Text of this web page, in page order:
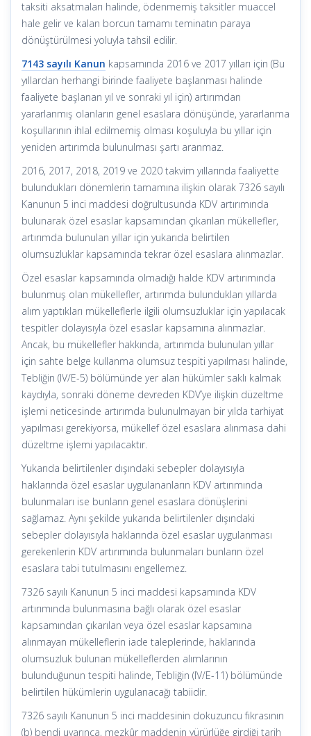
taksiti aksatmaları halinde, ödenmemiş taksitler muaccel
hale gelir ve kalan borcun tamamı teminatın paraya
dönüştürülmesi yoluyla tahsil edilir.
7143 sayılı Kanun kapsamında 2016 ve 2017 yılları için (Bu
yıllardan herhangi birinde faaliyete başlanması halinde
faaliyete başlanan yıl ve sonraki yıl için) artırımdan
yararlanmış olanların genel esaslara dönüşünde, yararlanma
koşullarının ihlal edilmemiş olması koşuluyla bu yıllar için
yeniden artırımda bulunulması şartı aranmaz.
2016, 2017, 2018, 2019 ve 2020 takvim yıllarında faaliyette
bulundukları dönemlerin tamamına ilişkin olarak 7326 sayılı
Kanunun 5 inci maddesi doğrultusunda KDV artırımında
bulunarak özel esaslar kapsamından çıkarılan mükellefler,
artırımda bulunulan yıllar için yukarıda belirtilen
olumsuzluklar kapsamında tekrar özel esaslara alınmazlar.
Özel esaslar kapsamında olmadığı halde KDV artırımında
bulunmuş olan mükellefler, artırımda bulundukları yıllarda
alım yaptıkları mükelleflerle ilgili olumsuzluklar için yapılacak
tespitler dolayısıyla özel esaslar kapsamına alınmazlar.
Ancak, bu mükellefler hakkında, artırımda bulunulan yıllar
için sahte belge kullanma olumsuz tespiti yapılması halinde,
Tebliğin (IV/E-5) bölümünde yer alan hükümler saklı kalmak
kaydıyla, sonraki döneme devreden KDV’ye ilişkin düzeltme
işlemi neticesinde artırımda bulunulmayan bir yılda tarhiyat
yapılması gerekiyorsa, mükellef özel esaslara alınmasa dahi
düzeltme işlemi yapılacaktır.
Yukarıda belirtilenler dışındaki sebepler dolayısıyla
haklarında özel esaslar uygulananların KDV artırımında
bulunmaları ise bunların genel esaslara dönüşlerini
sağlamaz. Aynı şekilde yukarıda belirtilenler dışındaki
sebepler dolayısıyla haklarında özel esaslar uygulanması
gerekenlerin KDV artırımında bulunmaları bunların özel
esaslara tabi tutulmasını engellemez.
7326 sayılı Kanunun 5 inci maddesi kapsamında KDV
artırımında bulunmasına bağlı olarak özel esaslar
kapsamından çıkarılan veya özel esaslar kapsamına
alınmayan mükelleflerin iade taleplerinde, haklarında
olumsuzluk bulunan mükelleflerden alımlarının
bulunduğunun tespiti halinde, Tebliğin (IV/E-11) bölümünde
belirtilen hükümlerin uygulanacağı tabiidir.
7326 sayılı Kanunun 5 inci maddesinin dokuzuncu fıkrasının
(b) bendi uyarınca, mezkûr maddenin yürürlüğe girdiği tarih